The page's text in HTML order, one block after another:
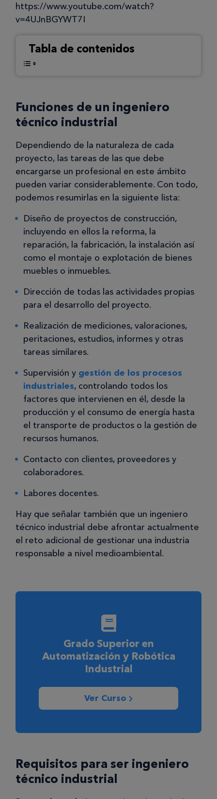
https://www.youtube.com/watch?
v=4UJnBGYWT7I
Tabla de contenidos
Funciones de un ingeniero
técnico industrial
Dependiendo de la naturaleza de cada
proyecto, las tareas de las que debe
encargarse un profesional en este ámbito
pueden variar considerablemente. Con todo,
podemos resumirlas en la siguiente lista:
Diseño de proyectos de construcción,
incluyendo en ellos la reforma, la
reparación, la fabricación, la instalación así
como el montaje o explotación de bienes
muebles o inmuebles.
Dirección de todas las actividades propias
para el desarrollo del proyecto.
Realización de mediciones, valoraciones,
peritaciones, estudios, informes y otras
tareas similares.
Supervisión y gestión de los procesos
industriales, controlando todos los
factores que intervienen en él, desde la
producción y el consumo de energía hasta
el transporte de productos o la gestión de
recursos humanos.
Contacto con clientes, proveedores y
colaboradores.
Labores docentes.
Hay que señalar también que un ingeniero
técnico industrial debe afrontar actualmente
el reto adicional de gestionar una industria
responsable a nivel medioambiental.
Grado Superior en
Automatización y Robótica
Industrial
Ver Curso
Requisitos para ser ingeniero
técnico industrial